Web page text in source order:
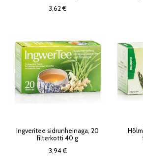
3,62 €
Ingveritee sidrunheinaga, 20
filterkotti 40 g
3,94 €